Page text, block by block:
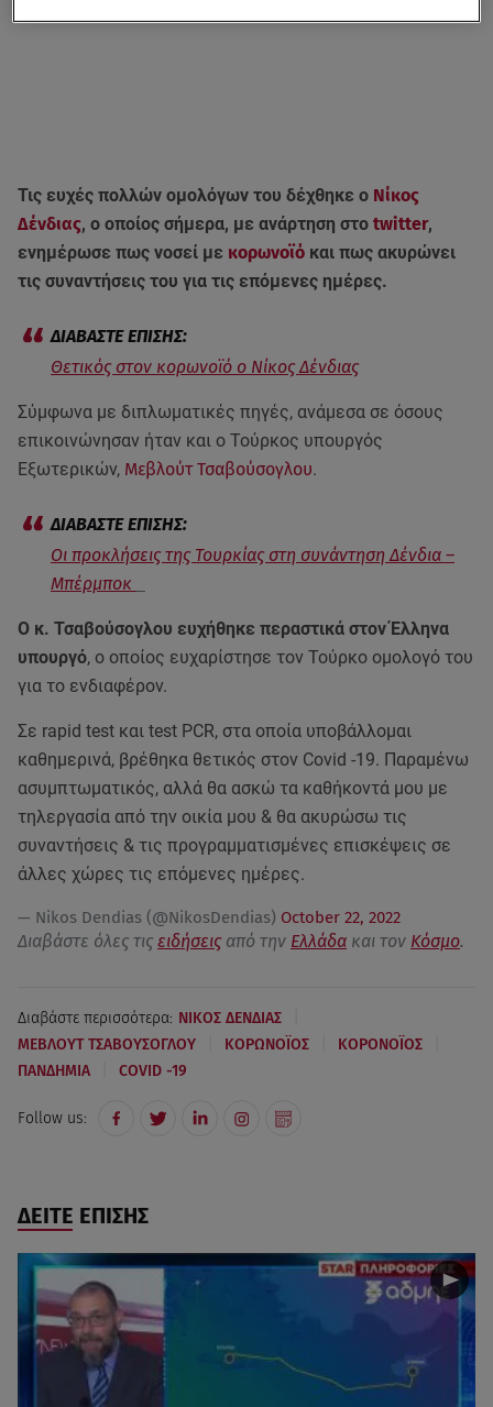
Τις ευχές πολλών ομολόγων του δέχθηκε ο Νίκος
Δένδιας, ο οποίος σήμερα, με ανάρτηση στο twitter,
ενημέρωσε πως νοσεί με κορωνοϊό και πως ακυρώνει
τις συναντήσεις του για τις επόμενες ημέρες.
Θετικός στον κορωνοϊό ο Νίκος Δένδιας
Σύμφωνα με διπλωματικές πηγές, ανάμεσα σε όσους
επικοινώνησαν ήταν και ο Τούρκος υπουργός
Εξωτερικών, Μεβλούτ Τσαβούσογλου.
Οι προκλήσεις της Τουρκίας στη συνάντηση Δένδια –
Μπέρμποκ
Ο κ. Τσαβούσογλου ευχήθηκε περαστικά στον Έλληνα
υπουργό, ο οποίος ευχαρίστησε τον Τούρκο ομολογό του
για το ενδιαφέρον.
Σε rapid test και test PCR, στα οποία υποβάλλομαι
καθημερινά, βρέθηκα θετικός στον Covid -19. Παραμένω
ασυμπτωματικός, αλλά θα ασκώ τα καθήκοντά μου με
τηλεργασία από την οικία μου & θα ακυρώσω τις
συναντήσεις & τις προγραμματισμένες επισκέψεις σε
άλλες χώρες τις επόμενες ημέρες.
— Nikos Dendias (@NikosDendias) October 22, 2022
Διαβάστε όλες τις ειδήσεις από την Ελλάδα και τον Κόσμο.
Διαβάστε περισσότερα: ΝΙΚΟΣ ΔΕΝΔΙΑΣ
ΜΕΒΛΟΥΤ ΤΣΑΒΟΥΣΟΓΛΟΥ ΚΟΡΩΝΟΪΟΣ ΚΟΡΟΝΟΪΟΣ
ΠΑΝΔΗΜΙΑ COVID -19
Follow us:
ΔΕΙΤΕ ΕΠΙΣΗΣ